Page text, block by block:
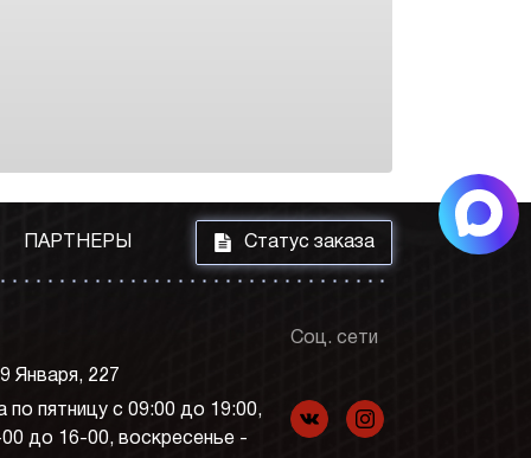
ПАРТНЕРЫ i Статус заказа
Января, 227
по пятницу с 09:00 до 19:00,
до 16-00, воскресенье -
Соц. сети
f p